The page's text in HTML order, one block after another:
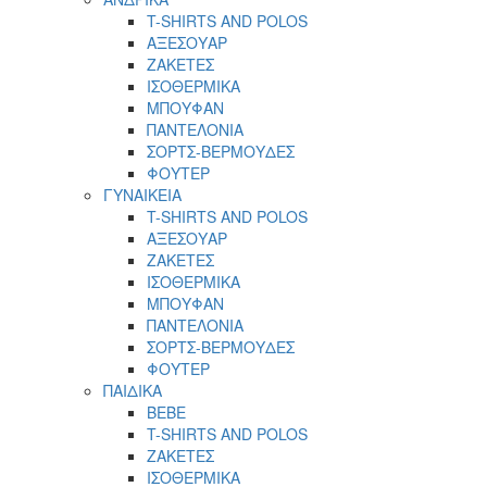
T-SHIRTS AND POLOS
ΑΞΕΣΟΥΑΡ
ΖΑΚΕΤΕΣ
ΙΣΟΘΕΡΜΙΚΑ
ΜΠΟΥΦΑΝ
ΠΑΝΤΕΛΟΝΙΑ
ΣΟΡΤΣ-ΒΕΡΜΟΥΔΕΣ
ΦΟΥΤΕΡ
ΓΥΝΑΙΚΕΙΑ
T-SHIRTS AND POLOS
ΑΞΕΣΟΥΑΡ
ΖΑΚΕΤΕΣ
ΙΣΟΘΕΡΜΙΚΑ
ΜΠΟΥΦΑΝ
ΠΑΝΤΕΛΟΝΙΑ
ΣΟΡΤΣ-ΒΕΡΜΟΥΔΕΣ
ΦΟΥΤΕΡ
ΠΑΙΔΙΚΑ
BEBE
T-SHIRTS AND POLOS
ΖΑΚΕΤΕΣ
ΙΣΟΘΕΡΜΙΚΑ